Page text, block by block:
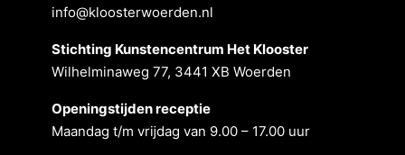
info@kloosterwoerden.nl
Stichting Kunstencentrum Het Klooster
Wilhelminaweg 77, 3441 XB Woerden
Openingstĳden receptie
Maandag t/m vrĳdag van 9.00 – 17.00 uur